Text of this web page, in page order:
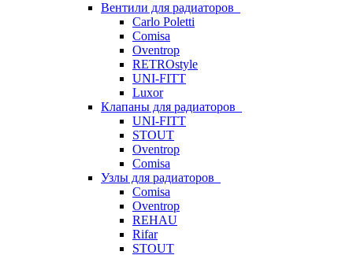
Вентили для радиаторов
Carlo Poletti
Comisa
Oventrop
RETROstyle
UNI-FITT
Luxor
Клапаны для радиаторов
UNI-FITT
STOUT
Oventrop
Comisa
Узлы для радиаторов
Comisa
Oventrop
REHAU
Rifar
STOUT